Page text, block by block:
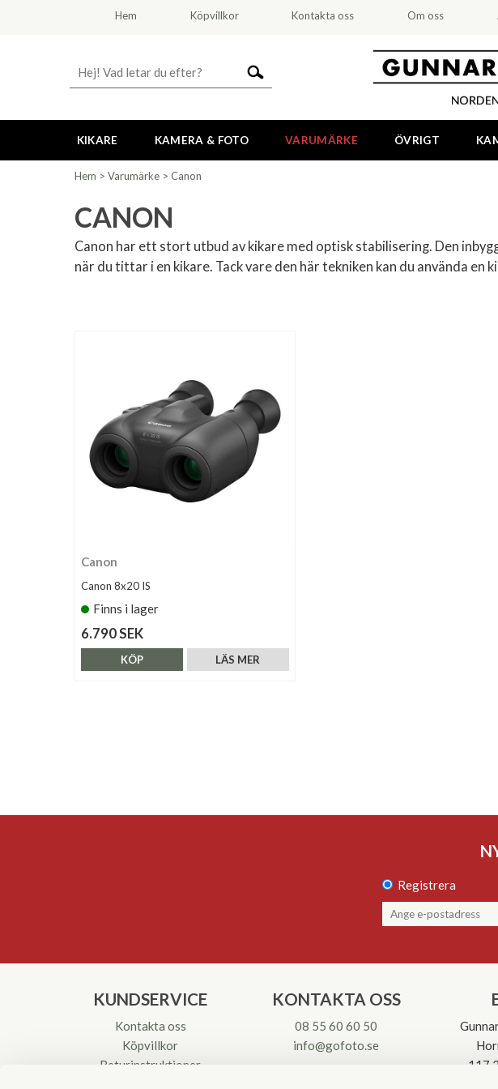
Hem Köpvillkor Kontakta oss Om oss
KIKARE KAMERA & FOTO VARUMÄRKE ÖVRIGT
Hem > Varumärke > Canon
CANON
Canon har ett stort utbud av kikare med optisk stabilisering. Den
när du tittar i en kikare. Tack vare den här tekniken kan du använda en
Canon
Canon 8x20 IS
Finns i lager
6.790 SEK
LÄS MER
KÖP
Registrera
KUNDSERVICE
Kontakta oss
Köpvillkor
Returinstruktioner
KONTAKTA OSS
08 55 60 60 50
info@gofoto.se
117